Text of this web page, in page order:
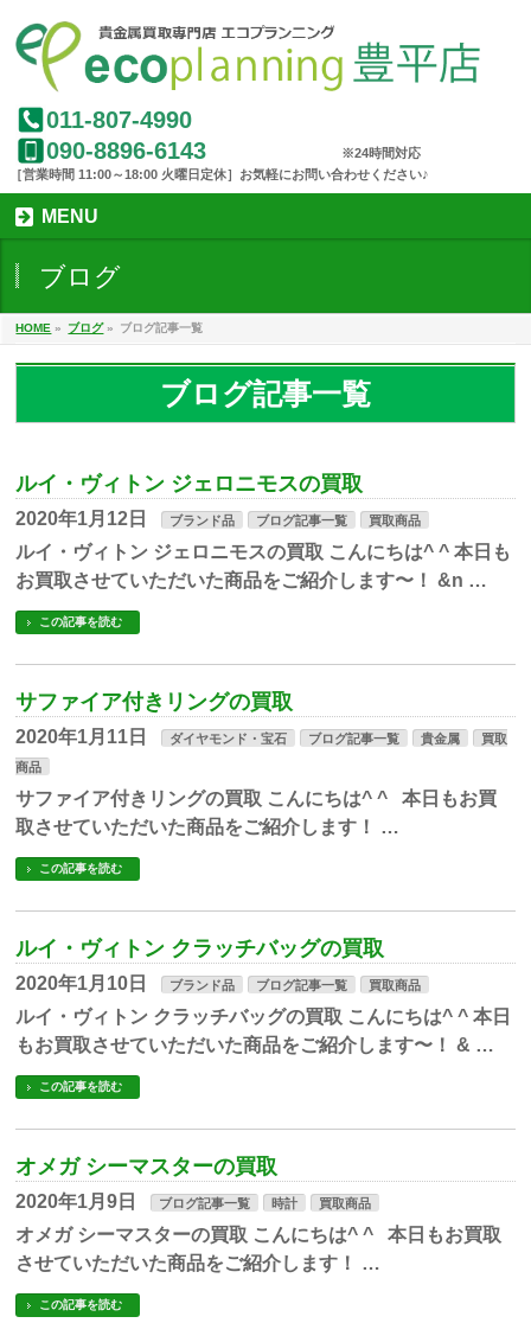
011-807-4990
090-8896-6143
MENU
ブログ
HOME » ブログ» ブログ記事一覧
ブログ記事一覧
ルイ・ヴィトン ジェロニモスの買取
2020年1月12日 ブランド品 ブログ記事一覧 買取商品
ルイ・ヴィトン ジェロニモスの買取 こんにちは^ ^ 本日も
お買取させていただいた商品をご紹介します〜！ &n …
この記事を読む
サファイア付きリングの買取
2020年1月11日 ダイヤモンド・宝石 ブログ記事一覧 貴金属
買取
商品
サファイア付きリングの買取 こんにちは^ ^ 本日もお買
取させていただいた商品をご紹介します！ …
この記事を読む
ルイ・ヴィトン クラッチバッグの買取
2020年1月10日 ブランド品 ブログ記事一覧 買取商品
ルイ・ヴィトン クラッチバッグの買取 こんにちは^ ^ 本日
もお買取させていただいた商品をご紹介します〜！ & …
この記事を読む
オメガ シーマスターの買取
2020年1月9日 ブログ記事一覧 時計 買取商品
オメガ シーマスターの買取 こんにちは^ ^ 本日もお買取
させていただいた商品をご紹介します！ …
この記事を読む